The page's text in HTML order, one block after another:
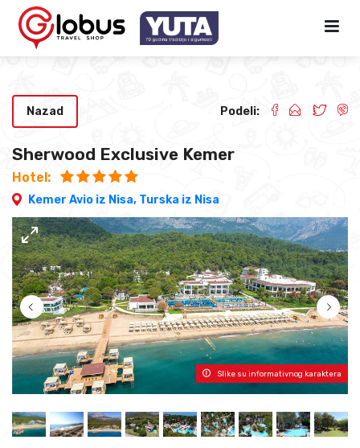
Sherwood Exclusive Kemer
Hotel:
Kemer Avio iz Nisa, Turska iz Nisa
Nazad Podeli:
Slike su informativnog karaktera